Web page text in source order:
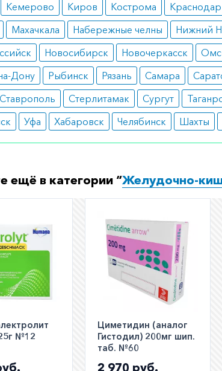
заказ?
заказать препарат с доставкой в аптеку-
этого Вы можете оформить бронирование
по телефону8 800 301 52 86 (бесплатно с
Кемерово Киров Кострома Краснодар
Махачкала Набережные челны Нижний
Новосибирск Новочеркасск
Дону
Рыбинск Рязань Самара
Ставрополь Стерлитамак Сургут
Уфа Хабаровск Челябинск Шахты
ещё в категории “Желудочно-
№12
Циметидин (аналог
Гистодил) 200мг шип.
таб. №60
2 970 руб.